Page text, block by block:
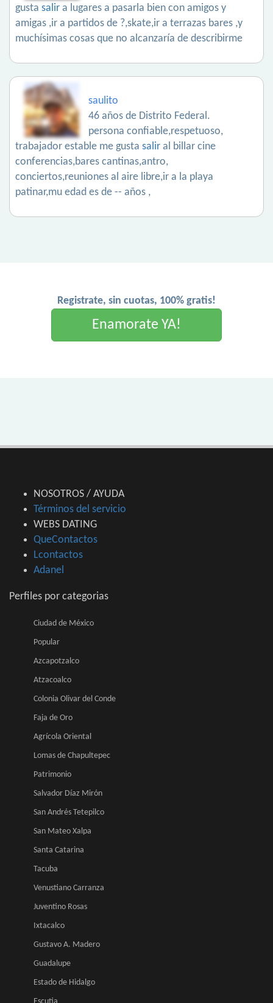
gusta salir a lugares a pasarla bien con amigos y
amigas ,ir a partidos de ?,skate,ir a terrazas bares ,y
muchísimas cosas que no alcanzaría de describirme
saulito
46 años de Distrito Federal.
persona confiable,respetuoso,
trabajador estable me gusta salir al billar cine
conferencias,bares cantinas,antro,
conciertos,reuniones al aire libre,ir a la playa
patinar,mu edad es de -- años ,
Registrate, sin cuotas, 100% gratis!
Enamorate YA!
NOSOTROS / AYUDA
Términos del servicio
WEBS DATING
QueContactos
Lcontactos
Adanel
Perfiles por categorias
Ciudad de México
Popular
Azcapotzalco
Atzacoalco
Colonia Olivar del Conde
Faja de Oro
Agrícola Oriental
Lomas de Chapultepec
Patrimonio
Salvador Díaz Mirón
San Andrés Tetepilco
San Mateo Xalpa
Santa Catarina
Tacuba
Venustiano Carranza
Juventino Rosas
Ixtacalco
Gustavo A. Madero
Guadalupe
Estado de Hidalgo